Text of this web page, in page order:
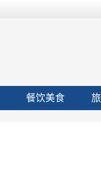
餐饮美食